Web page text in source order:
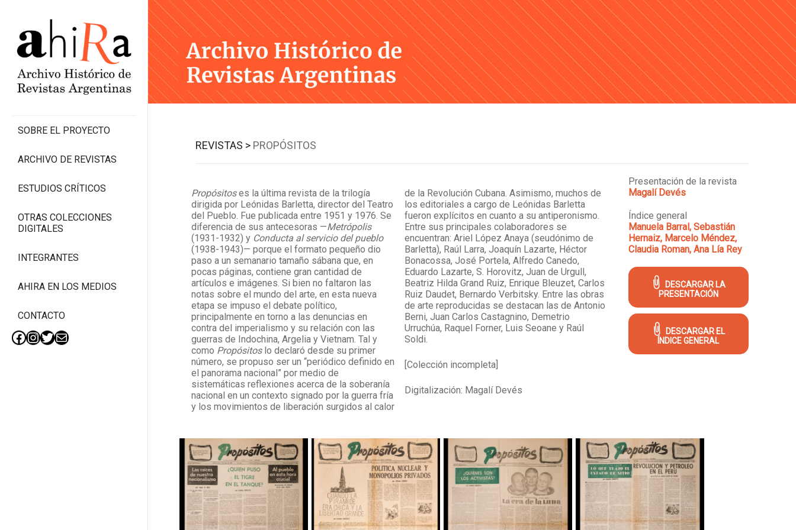
Skip
to
content
SOBRE EL PROYECTO
ARCHIVO DE REVISTAS
ESTUDIOS CRÍTICOS
OTRAS COLECCIONES
DIGITALES
INTEGRANTES
AHIRA EN LOS MEDIOS
CONTACTO
Facebook
Instagram
Twitter
Mail
REVISTAS > PROPÓSITOS
Propósitoses la última revista de la trilogía
dirigida por Leónidas Barletta, director del Teatro
del Pueblo. Fue publicada entre 1951 y 1976. Se
diferencia de sus antecesoras —Metrópolis
(1931-1932) y Conducta al servicio del pueblo
(1938-1943)— porque el formato pequeño dio
paso a un semanario tamaño sábana que, en
pocas páginas, contiene gran cantidad de
artículos e imágenes. Si bien no faltaron las
notas sobre el mundo del arte, en esta nueva
etapa se impuso el debate político,
principalmente en torno a las denuncias en
contra del imperialismo y su relación con las
guerras de Indochina, Argelia y Vietnam. Tal y
como Propósitos lo declaró desde su primer
número, se propuso ser un “periódico definido en
el panorama nacional” por medio de
sistemáticas reflexiones acerca de la soberanía
nacional en un contexto signado por la guerra fría
y los movimientos de liberación surgidos al calor
de la Revolución Cubana. Asimismo, muchos de
los editoriales a cargo de Leónidas Barletta
fueron explícitos en cuanto a su antiperonismo.
Entre sus principales colaboradores se
encuentran: Ariel López Anaya (seudónimo de
Barletta), Raúl Larra, Joaquín Lazarte, Héctor
Bonacossa, José Portela, Alfredo Canedo,
Eduardo Lazarte, S. Horovitz, Juan de Urgull,
Beatriz Hilda Grand Ruiz, Enrique Bleuzet, Carlos
Ruiz Daudet, Bernardo Verbitsky. Entre las obras
de arte reproducidas se destacan las de Antonio
Berni, Juan Carlos Castagnino, Demetrio
Urruchúa, Raquel Forner, Luis Seoane y Raúl
Soldi.
[Colección incompleta]
Digitalización: Magalí Devés
Presentación de la revista
Magalí Devés
Índice general
Manuela Barral, Sebastián
Hernaiz, Marcelo Méndez,
Claudia Roman, Ana Lía Rey
DESCARGAR LA
PRESENTACIÓN
DESCARGAR EL
ÍNDICE GENERAL